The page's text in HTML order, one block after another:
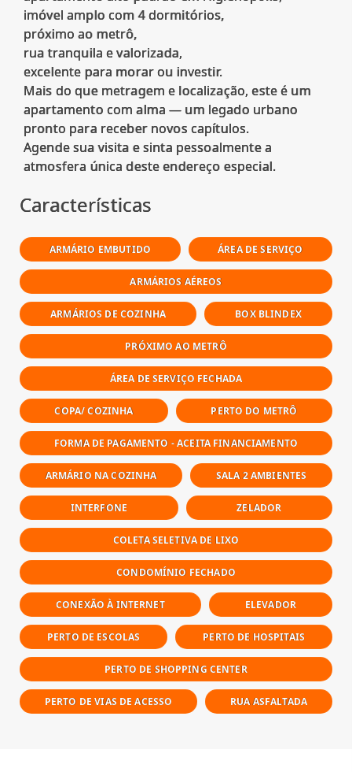
imóvel amplo com 4 dormitórios,
próximo ao metrô,
rua tranquila e valorizada,
excelente para morar ou investir.
Mais do que metragem e localização, este é um
apartamento com alma — um legado urbano
pronto para receber novos capítulos.
Agende sua visita e sinta pessoalmente a
Características
ARMÁRIO EMBUTIDO ÁREA DE SERVIÇO
ARMÁRIOS AÉREOS
ARMÁRIOS DE COZINHA BOX BLINDEX
PRÓXIMO AO METRÔ
ÁREA DE SERVIÇO FECHADA
COPA/ COZINHA PERTO DO METRÔ
FORMA DE PAGAMENTO - ACEITA FINANCIAMENTO
ARMÁRIO NA COZINHA SALA 2 AMBIENTES
INTERFONE ZELADOR
COLETA SELETIVA DE LIXO
CONDOMÍNIO FECHADO
CONEXÃO À INTERNET ELEVADOR
PERTO DE ESCOLAS PERTO DE HOSPITAIS
PERTO DE SHOPPING CENTER
PERTO DE VIAS DE ACESSO RUA ASFALTADA